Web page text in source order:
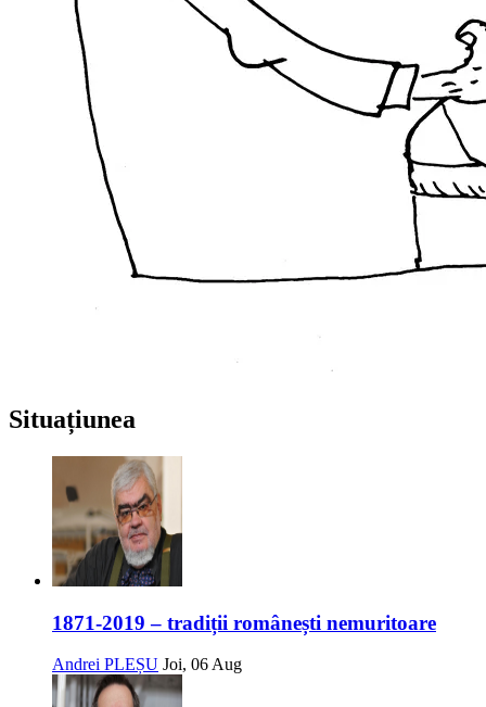
Situațiunea
1871-2019 – tradiții românești nemuritoare
Andrei PLEȘU Joi, 06 Aug